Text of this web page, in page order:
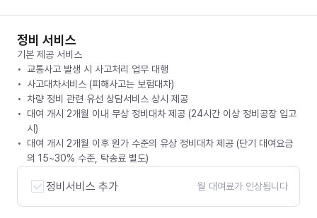
정비 서비스
기본 제공 서비스
교통사고 발생 시 사고처리 업무 대행
사고대차서비스 (피해사고는 보험대차)
차량 정비 관련 유선 상담서비스 상시 제공
대여 개시 2개월 이내 무상 정비대차 제공 (24시간 이상 정비공장 입고
시)
대여 개시 2개월 이후 원가 수준의 유상 정비대차 제공 (단기 대여요금
의 15~30% 수준, 탁송료 별도)
정비서비스 추가 월 대여료가 인상됩니다